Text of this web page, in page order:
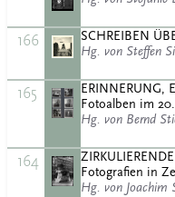
166
SCHREIBEN
Hg. von Steffen
165
ERINNERUNG,
Fotoalben im
Hg. von Bernd
164
Fotografien in
Hg. von Joachim